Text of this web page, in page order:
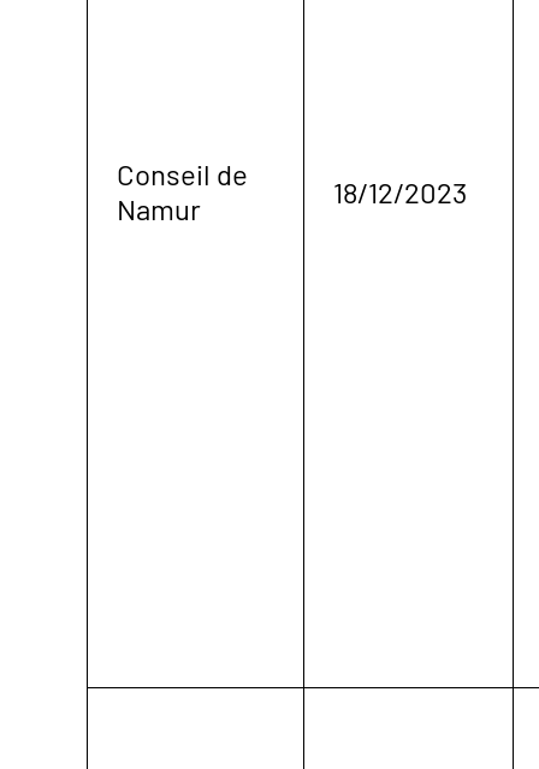
Conseil de
Namur
18/12/2023